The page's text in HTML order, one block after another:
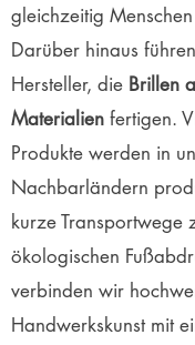
gleichzeitig
Darüber hinaus
Hersteller, die Brillen
Materialien fertigen.
Produkte werden in
Nachbarländern
kurze Transportwege
ökologischen
verbinden wir
Handwerkskunst mit